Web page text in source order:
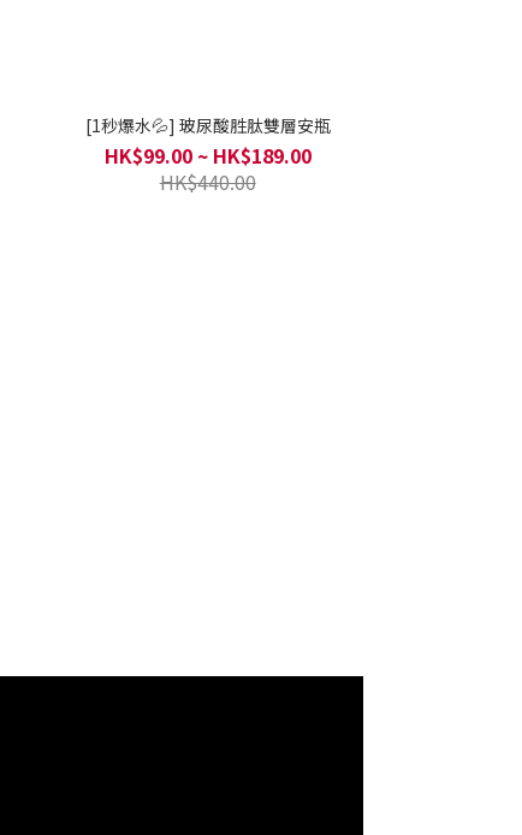
[1秒爆水💦] 玻尿酸胜肽雙層安瓶
HK$99.00 ~ HK$189.00
HK$440.00